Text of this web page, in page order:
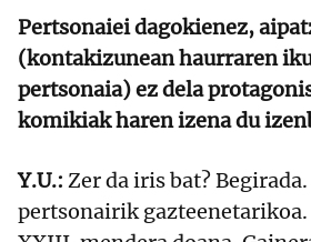
Pertsonaiei dagokienez,
(kontakizunean haurraren
pertsonaia) ez dela
komikiak haren izena du
Y.U.: Zer da iris bat?
pertsonairik gazteenetarikoa.